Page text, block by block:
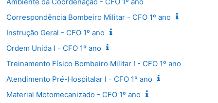
Correspondência Bombeiro Militar - CFO 1º ano
Instrução Geral - CFO 1º ano
Ordem Unida I - CFO 1º ano
Treinamento Físico Bombeiro Militar I - CFO 1º ano
Atendimento Pré-Hospitalar I - CFO 1º ano
Material Motomecanizado - CFO 1º ano